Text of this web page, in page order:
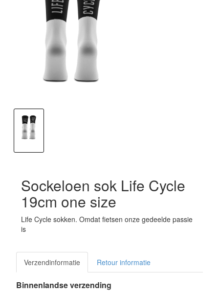
Sockeloen sok Life Cycle
19cm one size
Life Cycle sokken. Omdat fietsen onze gedeelde passie
is
Verzendinformatie Retour informatie
Binnenlandse verzending